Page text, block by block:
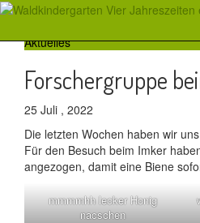
Aktuelles
Forschergruppe
25 Juli , 2022
Die letzten Wochen haben wir
Für den Besuch beim Imker
angezogen, damit eine Biene
mmmmhh lecker Honig
nacschen